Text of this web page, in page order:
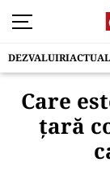
DEZVALUIRI
Care
țară